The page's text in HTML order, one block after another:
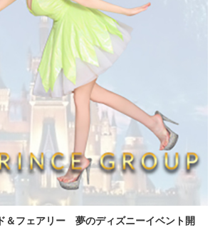
＆フェアリー 夢のディズニーイベント開